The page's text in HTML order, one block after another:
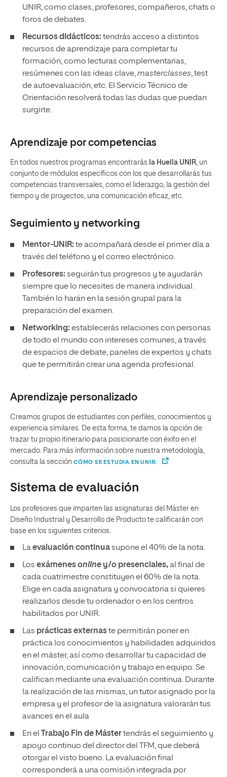
UNIR, como clases, profesores, compañeros, chats o
foros de debates.
Recursos didácticos: tendrás acceso a distintos
recursos de aprendizaje para completar tu
formación, como lecturas complementarias,
resúmenes con las ideas clave,masterclasses, test
de autoevaluación, etc. El Servicio Técnico de
Orientación resolverá todas las dudas que puedan
surgirte.
Aprendizaje por competencias
En todos nuestros programas encontrarás la Huella UNIR, un
conjunto de módulos específicos con los que desarrollarás tus
competencias transversales, como el liderazgo, la gestión del
tiempo y de proyectos, una comunicación eficaz, etc.
Seguimiento y networking
Mentor-UNIR: te acompañará desde el primer día a
través del teléfono y el correo electrónico.
Profesores: seguirán tus progresos y te ayudarán
siempre que lo necesites de manera individual.
También lo harán en la sesión grupal para la
preparación del examen.
Networking: establecerás relaciones con personas
de todo el mundo con intereses comunes, a través
de espacios de debate, paneles de expertos y chats
que te permitirán crear una agenda profesional.
Aprendizaje personalizado
Creamos grupos de estudiantes con perfiles, conocimientos y
experiencia similares. De esta forma, te damos la opción de
trazar tu propio itinerario para posicionarte con éxito en el
mercado. Para más información sobre nuestra metodología,
consulta la sección CÓMO SE ESTUDIA EN UNIR.
Sistema de evaluación
Los profesores que imparten las asignaturas del Máster en
Diseño Industrial y Desarrollo de Producto te calificarán con
base en los siguientes criterios.
Laevaluación continuasupone el 40% de la nota.
Los exámenesonline y/o presenciales,al final de
cada cuatrimestre constituyen el 60% de la nota.
Elige en cada asignatura y convocatoria si quieres
realizarlos desde tu ordenador o en los centros
habilitados por UNIR.
Las prácticas externaste permitirán poner en
práctica los conocimientos y habilidades adquiridos
en el máster, así como desarrollar tu capacidad de
innovación, comunicación y trabajo en equipo. Se
califican mediante una evaluación continua. Durante
la realización de las mismas, un tutor asignado por la
empresa y el profesor de la asignatura valorarán tus
avances en el aula
En el Trabajo Fin de Mástertendrás el seguimiento y
apoyo continuo del director del TFM, que deberá
otorgar el visto bueno. La evaluación final
corresponderá a una comisión integrada por